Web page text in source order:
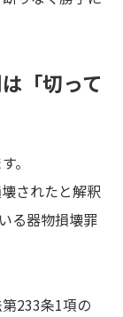
「切って
。
されたと解釈
る器物損壊罪
233条1項の